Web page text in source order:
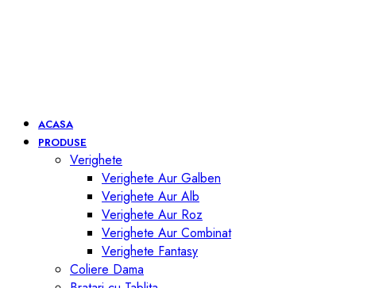
ACASA
PRODUSE
Verighete
Verighete Aur Galben
Verighete Aur Alb
Verighete Aur Roz
Verighete Aur Combinat
Verighete Fantasy
Coliere Dama